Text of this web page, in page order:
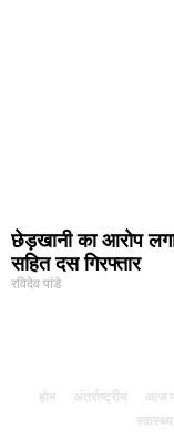
छेड़खानी का आरोप
सहित दस गिरफ्तार
रविदेव पांडे
होम अंतर्राष्ट्रीय आज
स्वास्थ्य